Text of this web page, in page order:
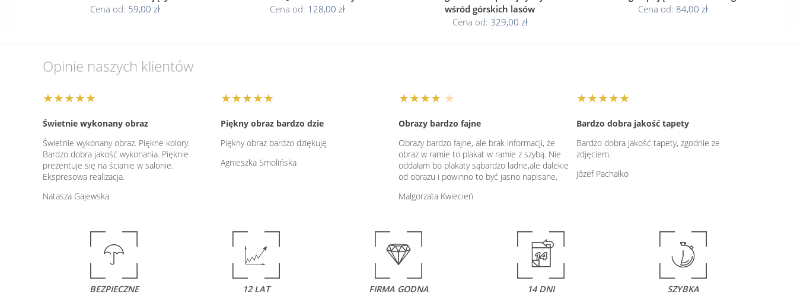
Cena od: 59,00 zł
Cena od: 128,00 zł
wśród górskich lasów
Cena od: 329,00 zł
Cena od: 84,00 zł
Opinie naszych klientów
★★★★★
Świetnie wykonany obraz
Świetnie wykonany obraz. Piękne kolory.
Bardzo dobra jakość wykonania. Pięknie
prezentuje się na ścianie w salonie.
Ekspresowa realizacja.
Natasza Gajewska
★★★★★
Piękny obraz bardzo dzie
Piękny obraz bardzo dziękuję
Agnieszka Smolińska
★★★★ ★
Obrazy bardzo fajne
Obrazy bardzo fajne, ale brak informacji, że
obraz w ramie to plakat w ramie z szybą. Nie
oddałam bo plakaty sąbardzo ładne,ale dalekie
od obrazu i powinno to być jasno napisane.
Małgorzata Kwiecień
★★★★★
Bardzo dobra jakość tapety
Bardzo dobra jakość tapety, zgodnie ze
zdjęciem.
Józef Pachałko
BEZPIECZNE 12 LAT FIRMA GODNA 14 DNI SZYBKA